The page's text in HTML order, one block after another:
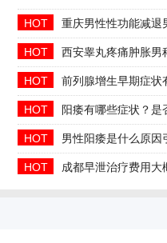
HOT 重庆男性性功能减退男科专科2026年
HOT 西安睾丸疼痛肿胀男科医院哪家正
HOT 前列腺增生早期症状有哪些？2026治疗方
HOT 阳痿有哪些症状？是否严重
HOT 男性阳痿是什么原因引起
HOT 成都早泄治疗费用大